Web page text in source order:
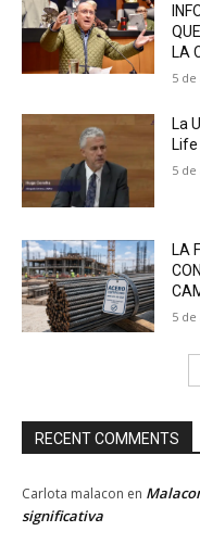
LA
5 de
La
5 de
LA
5 de
RECENT COMMENTS
Carlota malacon en
significativa